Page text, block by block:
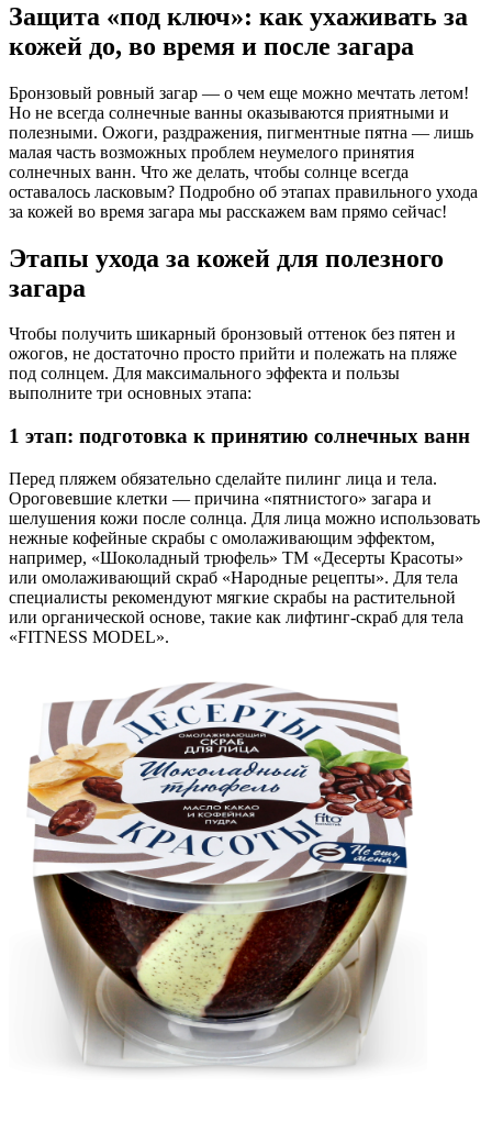
Защита «под ключ»: как ухаживать за
кожей до, во время и после загара
Бронзовый ровный загар — о чем еще можно мечтать летом!
Но не всегда солнечные ванны оказываются приятными и
полезными. Ожоги, раздражения, пигментные пятна — лишь
малая часть возможных проблем неумелого принятия
солнечных ванн. Что же делать, чтобы солнце всегда
оставалось ласковым? Подробно об этапах правильного ухода
за кожей во время загара мы расскажем вам прямо сейчас!
Этапы ухода за кожей для полезного
загара
Чтобы получить шикарный бронзовый оттенок без пятен и
ожогов, не достаточно просто прийти и полежать на пляже
под солнцем. Для максимального эффекта и пользы
выполните три основных этапа:
1 этап: подготовка к принятию солнечных ванн
Перед пляжем обязательно сделайте пилинг лица и тела.
Ороговевшие клетки — причина «пятнистого» загара и
шелушения кожи после солнца. Для лица можно использовать
нежные кофейные скрабы с омолаживающим эффектом,
например, «Шоколадный трюфель» ТМ «Десерты Красоты»
или омолаживающий скраб «Народные рецепты». Для тела
специалисты рекомендуют мягкие скрабы на растительной
или органической основе, такие как лифтинг-скраб для тела
«FITNESS MODEL».